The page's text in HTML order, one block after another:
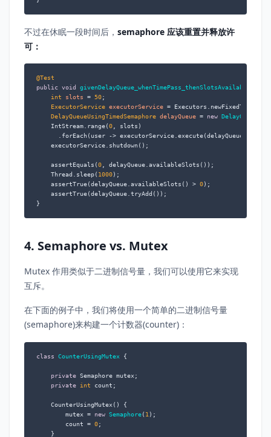
不过在休眠一段时间后， semaphore 应该重置并释放许
可：
@Test
public void givenDelayQueue_whenTimePass_thenSlotsAvailable
int
slots = 50;
ExecutorService executorService =
DelayQueueUsingTimedSemaphore delayQueue = new
    IntStream.range(
0, slots)
.forEach(user ->
    executorService.shutdown();
    assertEquals(
0, delayQueue.availableSlots());
    Thread.sleep(
1000);
    assertTrue(delayQueue.availableSlots() >
0);
    assertTrue(delayQueue.tryAdd());
}
4. Semaphore vs. Mutex
Mutex 作用类似于二进制信号量，我们可以使用它来实现
互斥。
在下面的例子中，我们将使用一个简单的二进制信号量
(semaphore)来构建一个计数器(counter)：
class CounterUsingMutex {
private Semaphore mutex;
private
int count;
    CounterUsingMutex() {
        mutex =
new Semaphore( 1 );
        count =
0;
    }